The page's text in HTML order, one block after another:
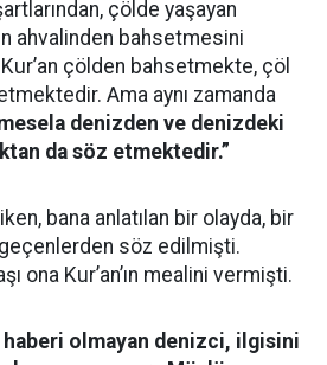
çölde yaşayan
ahvalinden bahsetmesini
çölden bahsetmekte, çöl
Ama aynı zamanda
denizden ve denizdeki
da söz etmektedir.”
bana anlatılan bir olayda, bir
söz edilmişti.
ona Kur’an’ın mealini vermişti.
olmayan denizci, ilgisini